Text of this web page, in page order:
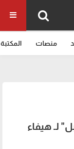
منصات المكتبة
لـ هيفاء